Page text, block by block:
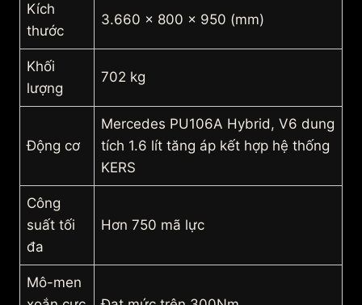
Kích
thước
3.660 x 800 x 950 (mm)
Khối
lượng
702 kg
Động cơ
Mercedes PU106A Hybrid, V6 dung
tích 1.6 lít tăng áp kết hợp hệ thống
KERS
Công
suất tối
đa
Hơn 750 mã lực
Mô-men